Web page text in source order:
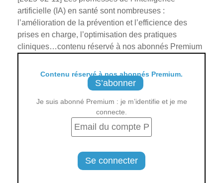
artificielle (IA) en santé sont nombreuses :
l’amélioration de la prévention et l’efficience des
prises en charge, l’optimisation des pratiques
cliniques…contenu réservé à nos abonnés Premium
Contenu réservé à nos abonnés Premium.
S’abonner
Je suis abonné Premium : je m’identifie et je me
connecte.